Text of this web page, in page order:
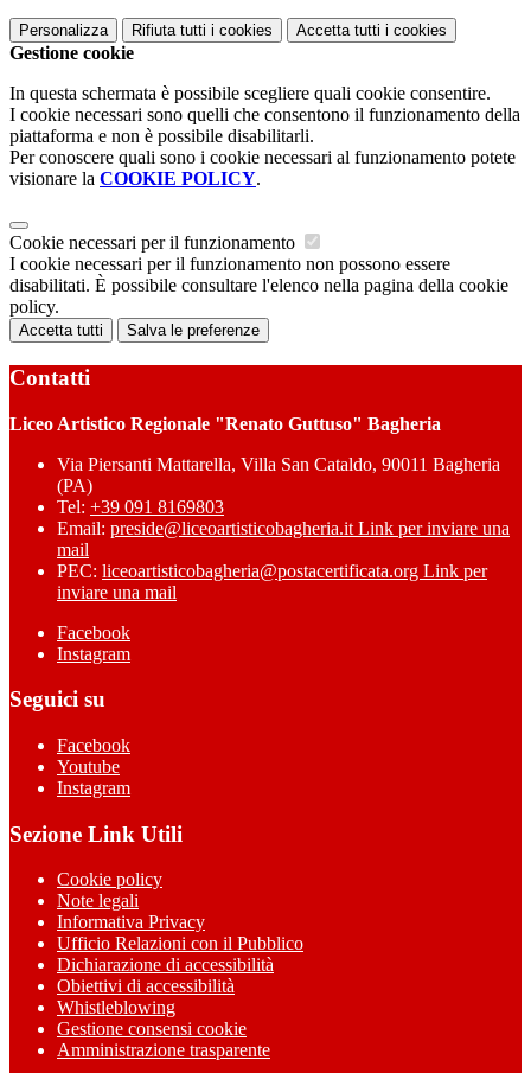
Personalizza Rifiuta tutti i cookies Accetta tutti i cookies
Gestione cookie
In questa schermata è possibile scegliere quali cookie consentire.
I cookie necessari sono quelli che consentono il funzionamento della
piattaforma e non è possibile disabilitarli.
Per conoscere quali sono i cookie necessari al funzionamento potete
visionare la COOKIE POLICY.
Cookie necessari per il funzionamento
I cookie necessari per il funzionamento non possono essere
disabilitati. È possibile consultare l'elenco nella pagina della cookie
policy.
Accetta tutti Salva le preferenze
Contatti
Liceo Artistico Regionale "Renato Guttuso" Bagheria
Via Piersanti Mattarella, Villa San Cataldo, 90011 Bagheria
(PA)
Tel: +39 091 8169803
Email: preside@liceoartisticobagheria.it Link per inviare una
mail
PEC: liceoartisticobagheria@postacertificata.org Link per
inviare una mail
Facebook
Instagram
Seguici su
Facebook
Youtube
Instagram
Sezione Link Utili
Cookie policy
Note legali
Informativa Privacy
Ufficio Relazioni con il Pubblico
Dichiarazione di accessibilità
Obiettivi di accessibilità
Whistleblowing
Gestione consensi cookie
Amministrazione trasparente